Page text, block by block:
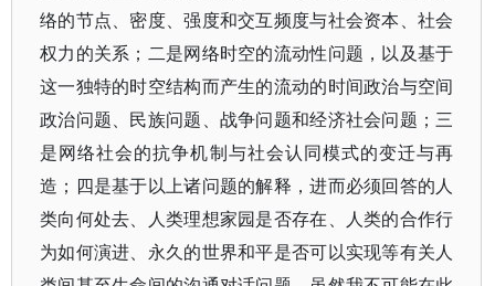
络的节点、密度、强度和交互频度与社会资本、社会
权力的关系；二是网络时空的流动性问题，以及基于
这一独特的时空结构而产生的流动的时间政治与空间
政治问题、民族问题、战争问题和经济社会问题；三
是网络社会的抗争机制与社会认同模式的变迁与再
造；四是基于以上诸问题的解释，进而必须回答的人
类向何处去、人类理想家园是否存在、人类的合作行
为如何演进、永久的世界和平是否可以实现等有关人